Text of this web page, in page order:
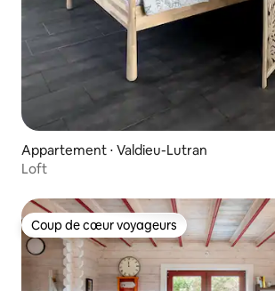
Appartement ⋅ Valdieu-Lutran
Loft
Coup de cœur voyageurs
Coup de cœur voyageurs